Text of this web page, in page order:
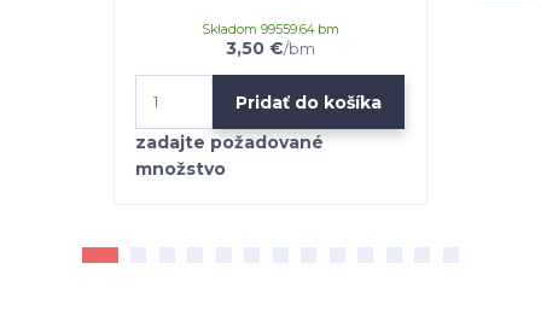
3,50 €/bm
Skladom 99559.64 bm
Pridať do košíka